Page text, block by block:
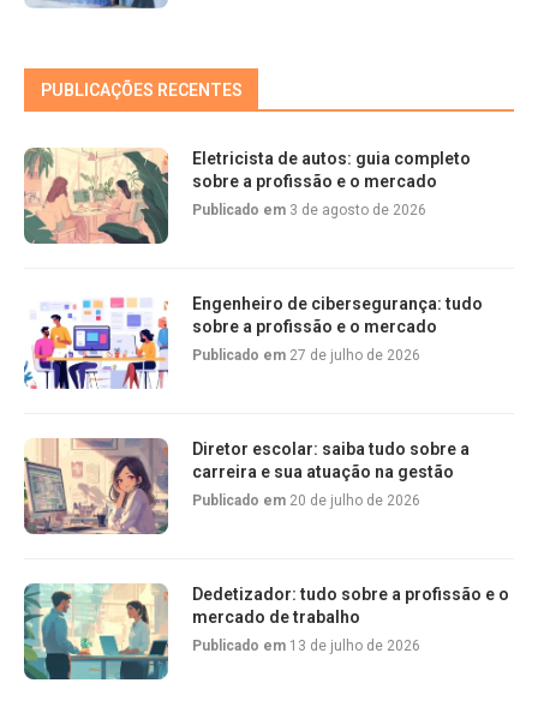
PUBLICAÇÕES RECENTES
Eletricista de autos: guia completo
sobre a profissão e o mercado
Publicado em 3 de agosto de 2026
Engenheiro de cibersegurança: tudo
sobre a profissão e o mercado
Publicado em 27 de julho de 2026
Diretor escolar: saiba tudo sobre a
carreira e sua atuação na gestão
Publicado em 20 de julho de 2026
Dedetizador: tudo sobre a profissão e o
mercado de trabalho
Publicado em 13 de julho de 2026